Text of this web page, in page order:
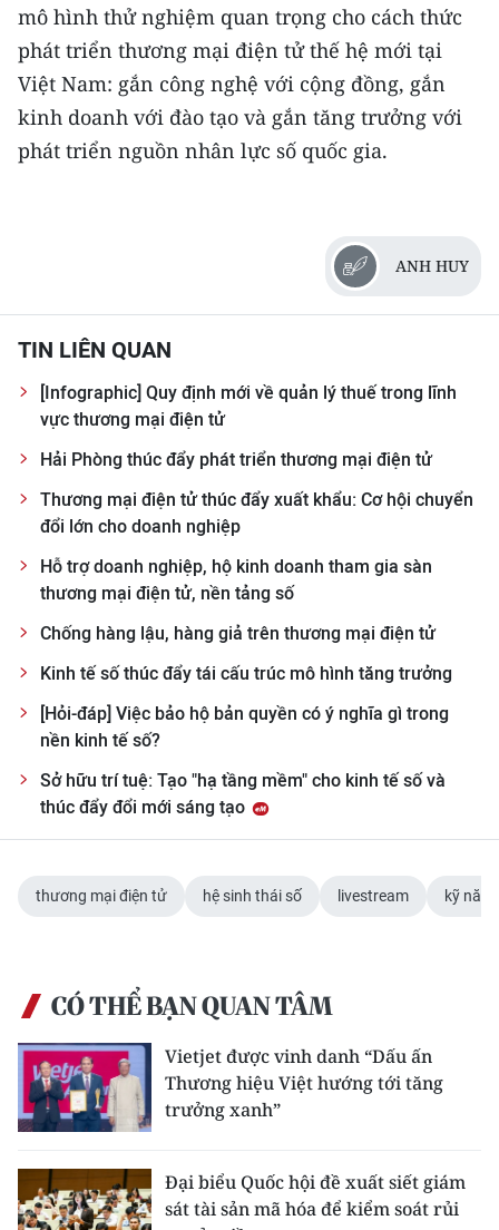
mô hình thử nghiệm quan trọng cho cách thức
phát triển thương mại điện tử thế hệ mới tại
Việt Nam: gắn công nghệ với cộng đồng, gắn
kinh doanh với đào tạo và gắn tăng trưởng với
phát triển nguồn nhân lực số quốc gia.
ANH HUY
TIN LIÊN QUAN
[Infographic] Quy định mới về quản lý thuế trong lĩnh
vực thương mại điện tử
Hải Phòng thúc đẩy phát triển thương mại điện tử
Thương mại điện tử thúc đẩy xuất khẩu: Cơ hội chuyển
đổi lớn cho doanh nghiệp
Hỗ trợ doanh nghiệp, hộ kinh doanh tham gia sàn
thương mại điện tử, nền tảng số
Chống hàng lậu, hàng giả trên thương mại điện tử
Kinh tế số thúc đẩy tái cấu trúc mô hình tăng trưởng
[Hỏi-đáp] Việc bảo hộ bản quyền có ý nghĩa gì trong
nền kinh tế số?
Sở hữu trí tuệ: Tạo "hạ tầng mềm" cho kinh tế số và
thúc đẩy đổi mới sáng tạo
thương mại điện tử hệ sinh thái số livestream kỹ
CÓ THỂ BẠN QUAN TÂM
Vietjet được vinh danh “Dấu ấn
Thương hiệu Việt hướng tới tăng
trưởng xanh”
Đại biểu Quốc hội đề xuất siết giám
sát tài sản mã hóa để kiểm soát rủi